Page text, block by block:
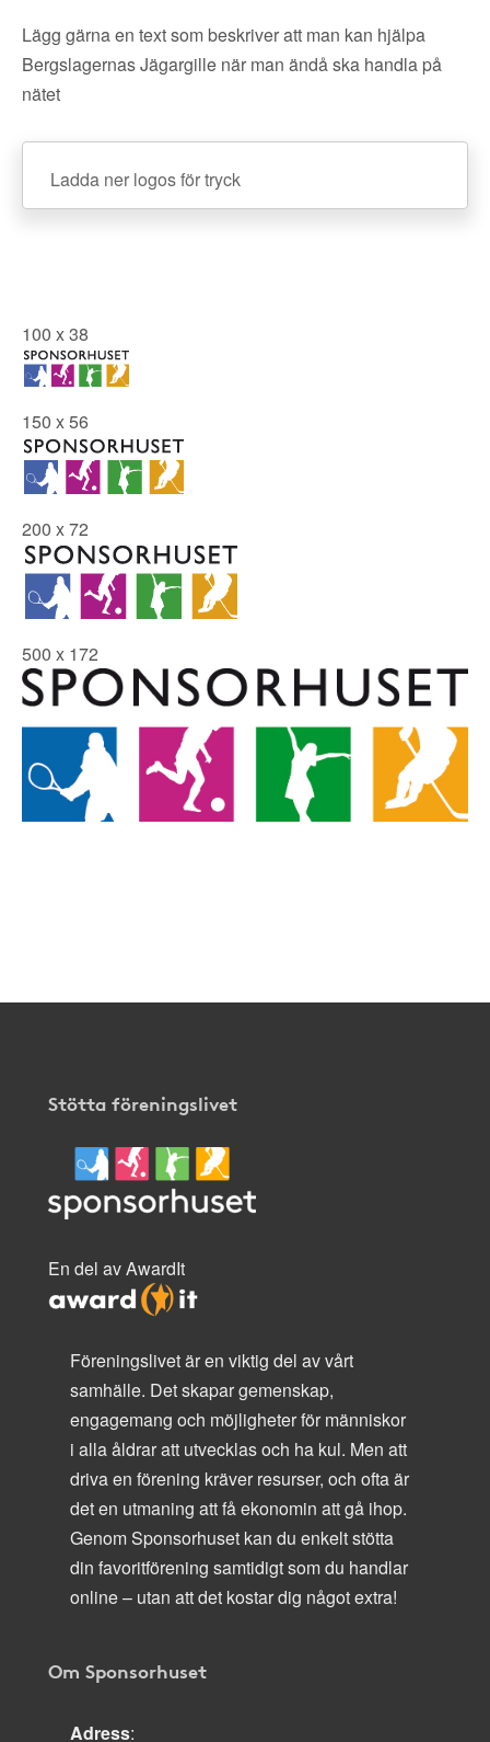
Lägg gärna en text som beskriver att man kan hjälpa
Bergslagernas Jägargille när man ändå ska handla på
nätet
Ladda ner logos för tryck
100 x 38
150 x 56
200 x 72
500 x 172
Stötta föreningslivet
En del av AwardIt
Föreningslivet är en viktig del av vårt
samhälle. Det skapar gemenskap,
engagemang och möjligheter för människor
i alla åldrar att utvecklas och ha kul. Men att
driva en förening kräver resurser, och ofta är
det en utmaning att få ekonomin att gå ihop.
Genom Sponsorhuset kan du enkelt stötta
din favoritförening samtidigt som du handlar
online – utan att det kostar dig något extra!
Om Sponsorhuset
Adress: